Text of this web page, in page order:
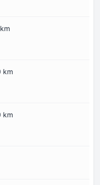
km
km